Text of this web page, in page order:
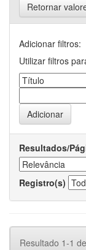
Retornar
Adicionar filtros:
Utilizar filtros
Resultados/
Registro(s)
Resultado 1-1